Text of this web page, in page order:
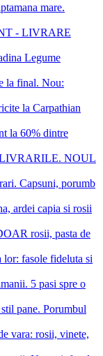
mare.
- LIVRARE
Legume
la final. Nou:
la Carpathian
la 60% dintre
NOUL
Capsuni, porumb
ardei capia si rosii
rosii, pasta de
lor: fasole fideluta si
5 pasi spre o
pane. Porumbul
vara: rosii, vinete,